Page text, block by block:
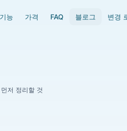
기능 가격 FAQ 블로그 변경
저 정리할 것